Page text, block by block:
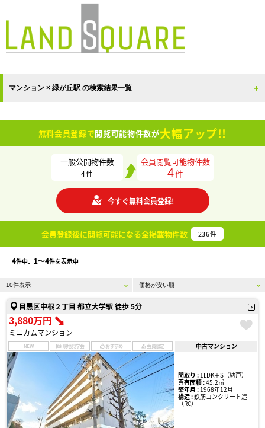
マンション × 緑が丘駅 の検索結果一覧
無料会員登録で閲覧可能物件数が大幅アップ!!
一般公開物件数
4件
会員閲覧可能物件数
4件
今すぐ無料会員登録!
会員登録後に閲覧可能になる全掲載物件数 236件
4件中、 1〜4件を表示中
目黒区中根２丁目 都立大学駅 徒歩 5分
3,880万円
ミニカムマンション
NEW 現地見学会 おすすめ 会員限定 中古マンション
間取り :1LDK＋S（納戸）
専有面積 :45.2㎡
築年月 :1968年12月
構造 :鉄筋コンクリート造
（RC）